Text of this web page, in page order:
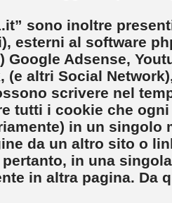
sono inoltre
esterni al software
Google Adsense,
(e altri Social
scrivere nel
tutti i cookie che
in un singolo
da un altro sito o
in una
in altra pagina. Da